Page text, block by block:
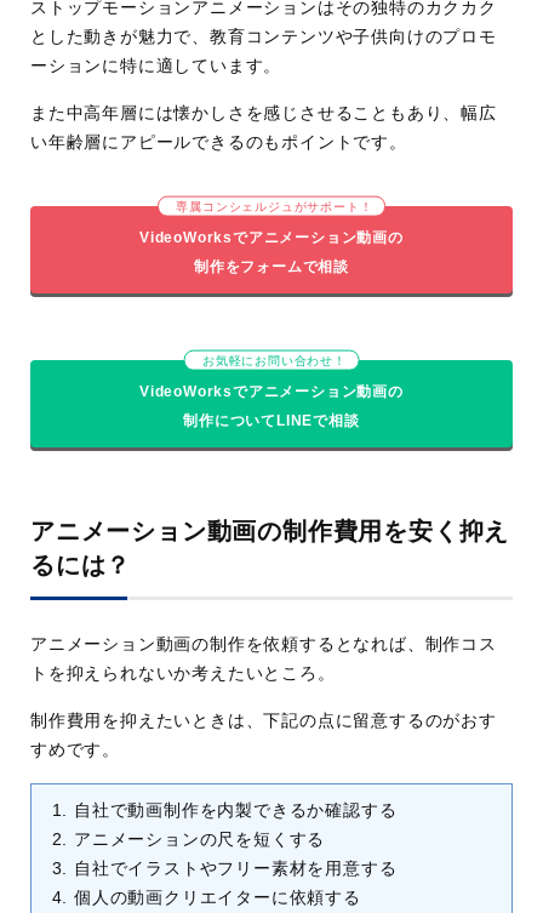
ストップモーションアニメーションはその独特のカクカク
とした動きが魅力で、教育コンテンツや子供向けのプロモ
ーションに特に適しています。
また中高年層には懐かしさを感じさせることもあり、幅広
い年齢層にアピールできるのもポイントです。
専属コンシェルジュがサポート！
VideoWorksでアニメーション動画の
制作をフォームで相談
お気軽にお問い合わせ！
VideoWorksでアニメーション動画の
制作についてLINEで相談
アニメーション動画の制作費用を安く抑え
るには？
アニメーション動画の制作を依頼するとなれば、制作コス
トを抑えられないか考えたいところ。
制作費用を抑えたいときは、下記の点に留意するのがおす
すめです。
自社で動画制作を内製できるか確認する
アニメーションの尺を短くする
自社でイラストやフリー素材を用意する
個人の動画クリエイターに依頼する